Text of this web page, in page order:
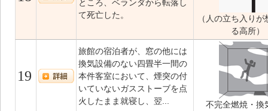
ところ、ベランダから転落し
て死亡した。
（人の立ち入りが
る高所）
19
旅館の宿泊者が、窓の他には
換気設備のない四畳半一間の
本件客室において、煙突の付
いていないガスストーブを点
火したまま就寝し、翌...
不完全燃焼・換